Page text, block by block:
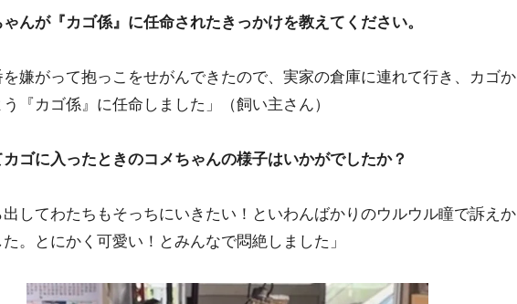
んが『カゴ係』に任命されたきっかけを教えてください。
を嫌がって抱っこをせがんできたので、実家の倉庫に連れて行き、カゴか
『カゴ係』に任命しました」（飼い主さん）
ゴに入ったときのコメちゃんの様子はいかがでしたか？
出してわたちもそっちにいきたい！といわんばかりのウルウル瞳で訴えか
。とにかく可愛い！とみんなで悶絶しました」